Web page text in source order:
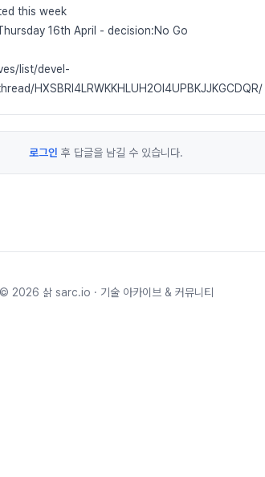
this week
16th April - decision:No Go
list/devel-
HXSBRI4LRWKKHLUH2OI4UPBKJJKGCDQR/
로그인 후 답글을 남길 수 있습니다.
© 2026 삵 sarc.io · 기술 아카이브 & 커뮤니티